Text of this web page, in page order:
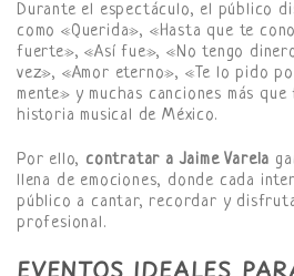
Durante el espectáculo, el público
como «Querida», «Hasta que te
fuerte», «Así fue», «No tengo
vez», «Amor eterno», «Te lo pido
mente» y muchas canciones más
historia musical de México.
Por ello, contratar a Jaime Varela
llena de emociones, donde cada
público a cantar, recordar y
profesional.